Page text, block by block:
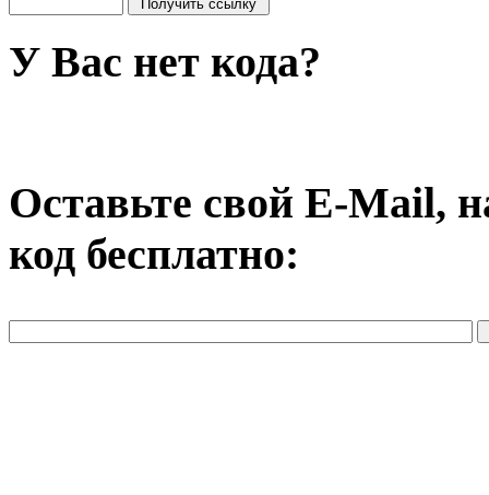
У Вас нет кода?
Оставьте свой E-Mail,
код бесплатно: